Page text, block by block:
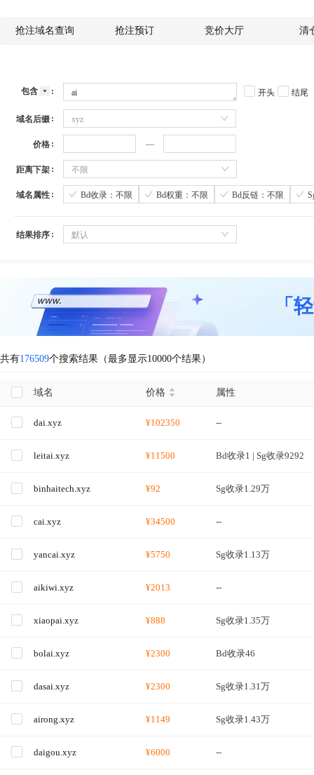
抢注域名查询 抢注预订 竞价大厅 清
包含 开头 结尾
域名后缀 xyz
价格
距离下架 不限
域名属性 Bd收录：不限 Bd权重：不限 Bd反链：不限
结果排序 默认
「
共有176509个搜索结果（最多显示10000个结果）
域名 价格 属性
dai.xyz ¥102350 --
leitai.xyz ¥11500 Bd收录1 | Sg收录9292
binhaitech.xyz ¥92 Sg收录1.29万
cai.xyz ¥34500 --
yancai.xyz ¥5750 Sg收录1.13万
aikiwi.xyz ¥2013 --
xiaopai.xyz ¥888 Sg收录1.35万
bolai.xyz ¥2300 Bd收录46
dasai.xyz ¥2300 Sg收录1.31万
airong.xyz ¥1149 Sg收录1.43万
daigou.xyz ¥6000 --